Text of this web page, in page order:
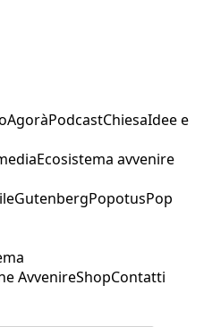
AgoràPodcastChiesaIdee e
Ecosistema avvenire
GutenbergPopotusPop
AvvenireShopContatti